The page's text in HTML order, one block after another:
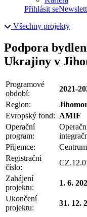
Přihlásit se
Všechny projekty
Podpora
Ukrajiny v
Programové
období:
2021-
Region:
Evropský fond: AMIF
Operační
program:
Příjemce:
Registrační
číslo:
Zahájení
projektu:
1. 6.
Ukončení
projektu:
31. 12.